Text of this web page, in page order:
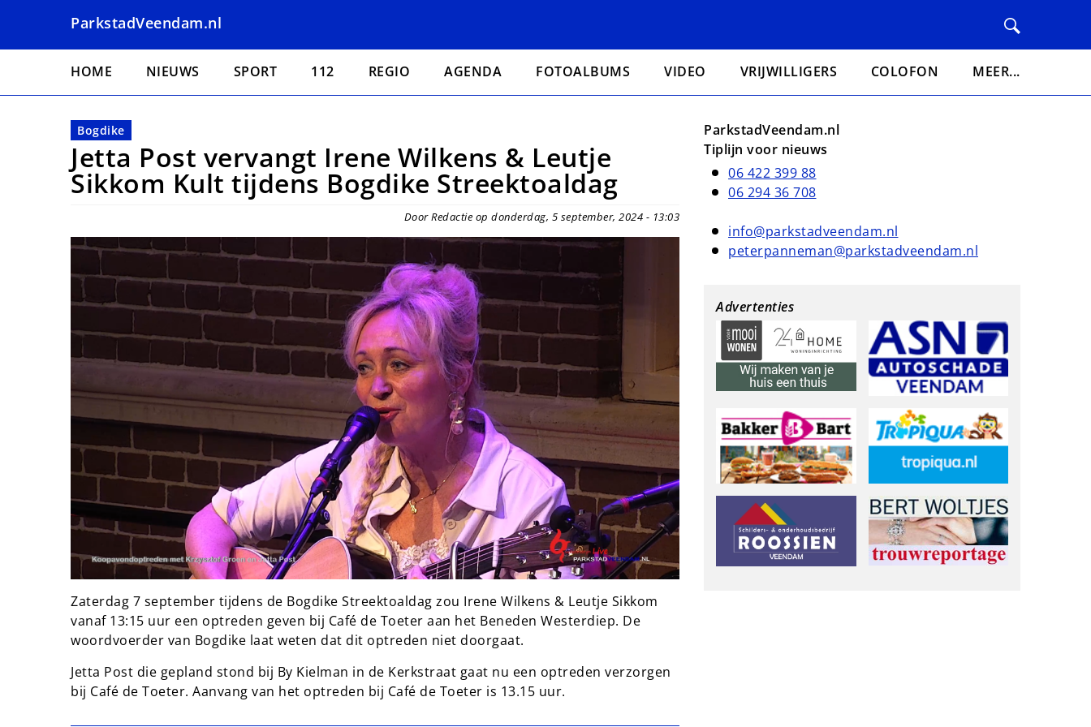
naar
ParkstadVeendam.nl
Hoofdnavigatie
HOME NIEUWS SPORT 112 REGIO AGENDA FOTOALBUMS VIDEO VRIJWILLIGERS COLOFON MEER...
Bogdike
Jetta Post vervangt Irene Wilkens & Leutje
Sikkom Kult tijdens Bogdike Streektoaldag
Door Redactie op donderdag, 5 september, 2024 - 13:03
Zaterdag 7 september tijdens de Bogdike Streektoaldag zou Irene Wilkens & Leutje Sikkom
vanaf 13:15 uur een optreden geven bij Café de Toeter aan het Beneden Westerdiep. De
woordvoerder van Bogdike laat weten dat dit optreden niet doorgaat.
Jetta Post die gepland stond bij By Kielman in de Kerkstraat gaat nu een optreden verzorgen
bij Café de Toeter. Aanvang van het optreden bij Café de Toeter is 13.15 uur.
ParkstadVeendam.nl
Tiplijn voor nieuws
06 422 399 88
06 294 36 708
info@parkstadveendam.nl
peterpanneman@parkstadveendam.nl
Advertenties